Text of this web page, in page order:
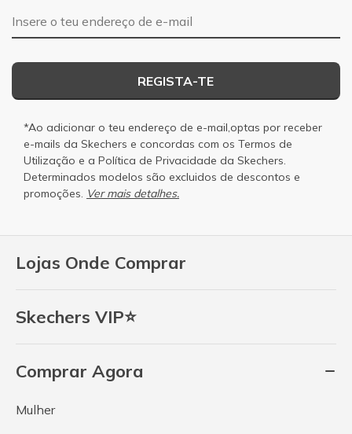
Lojas Onde Comprar
Skechers VIP⭐
Comprar Agora
Mulher
Endereço de e-mail
REGISTA-TE
*Ao adicionar o teu endereço de e-mail,optas por receber
e-mails da Skechers e concordas com os Termos de
Utilização e a Política de Privacidade da Skechers.
Determinados modelos são excluidos de descontos e
promoções. Ver mais detalhes.